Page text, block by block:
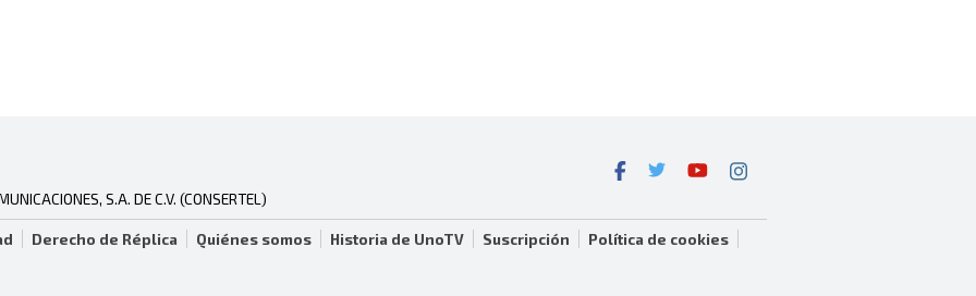
S.A. DE C.V. (CONSERTEL)
Derecho de Réplica Quiénes somos Historia de UnoTV Suscripción Política de cookies